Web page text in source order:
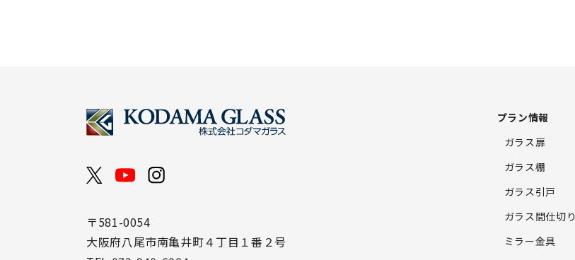
〒581-0054
大阪府八尾市南亀井町４丁目１番２号
プラン情報
ガラス扉
ガラス棚
ガラス引戸
ガラス間仕切り
ミラー金具